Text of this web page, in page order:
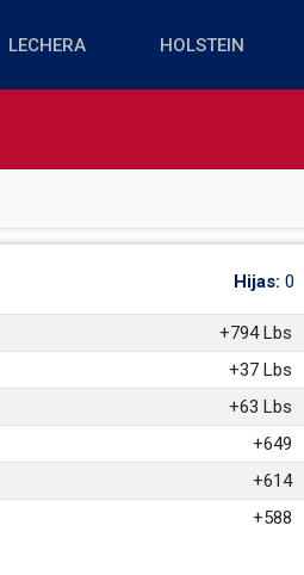
Hijas: 0
+794 Lbs
+37 Lbs
+63 Lbs
+649
+614
+588